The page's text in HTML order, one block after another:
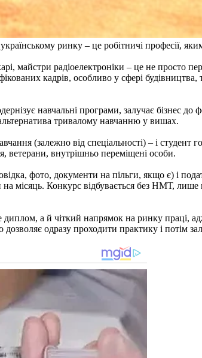
ринку – це робітничі професії,
майстри радіоелектроніки – це не просто
кадрів, особливо у сфері
навчальні програми, залучає бізнес до
тривалому навчанню у вишах.
(залежно від спеціальності) – і
ветерани, внутрішньо переміщені особи.
фото, документи на пільги, якщо є) і
місяць. Конкурс відбувається без НМТ, лише
а й чіткий напрямок на ринку праці,
одразу проходити практику і потім